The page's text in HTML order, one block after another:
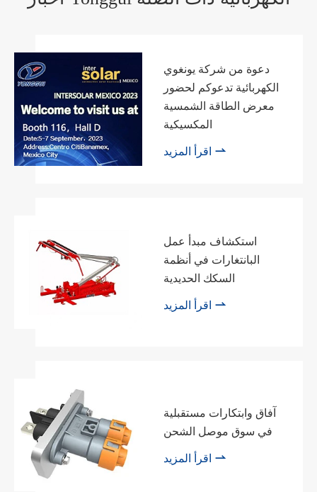
دعوة من شركة يونغوي
الكهربائية تدعوكم لحضور
معرض الطاقة الشمسية
المكسيكية

استكشاف مبدأ عمل
البانتغارات في أنظمة
السكك الحديدية

آفاق وابتكارات مستقبلية
في سوق موصل الشحن
